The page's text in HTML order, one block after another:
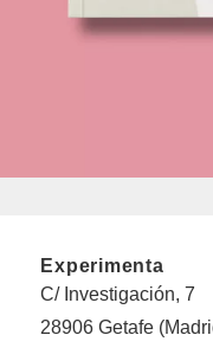
Experimenta
C/ Investigación, 7
28906 Getafe